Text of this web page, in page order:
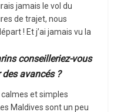
jamais le vol du
de trajet, nous
! Et j’ai jamais vu la
conseilleriez-vous
avancés ?
et simples
Maldives sont un peu